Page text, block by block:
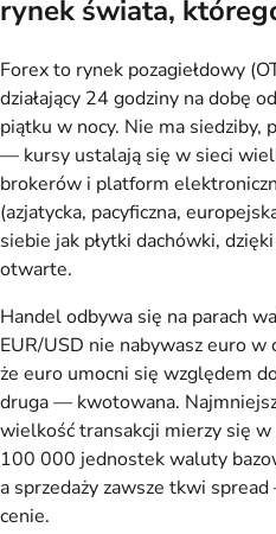
rynek świata,
Forex to rynek pozagiełdowy
działający 24 godziny na dobę
piątku w nocy. Nie ma siedziby,
— kursy ustalają się w sieci
brokerów i platform
(azjatycka, pacyficzna,
siebie jak płytki dachówki,
otwarte.
Handel odbywa się na parach
EUR/USD nie nabywasz euro w
że euro umocni się względem
druga — kwotowana.
wielkość transakcji mierzy się
100 000 jednostek waluty
a sprzedaży zawsze tkwi
cenie.